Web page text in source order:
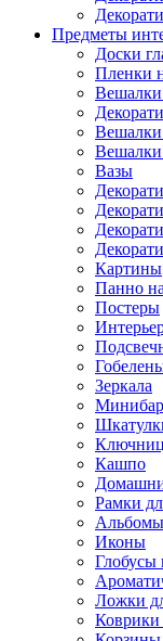
Предметы
Доски
Пленки
Вешалки
Вешалки
Вазы
Картины
Панно
Постеры
Зеркала
Кашпо
Рамки
Иконы
Глобусы
Ложки